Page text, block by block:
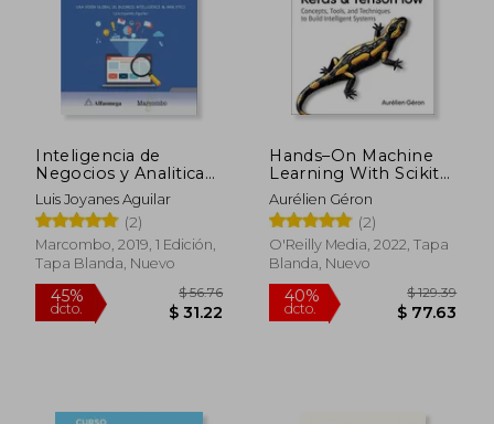
Rápido
Inteligencia de
Negocios y Analitica
de Datos
Luis Joyanes Aguilar
(2)
Marcombo, 2019, 1 Edición,
Tapa Blanda, Nuevo
Hands–On Machine
Learning With Scikit–
Learn, Keras, and
Tensorflow 3e:
Concepts, Tools, and
Techniques to Build
Intelligent Systems
Aurélien Géron
(2)
O'Reilly Media, 2022, Tapa
Blanda, Nuevo